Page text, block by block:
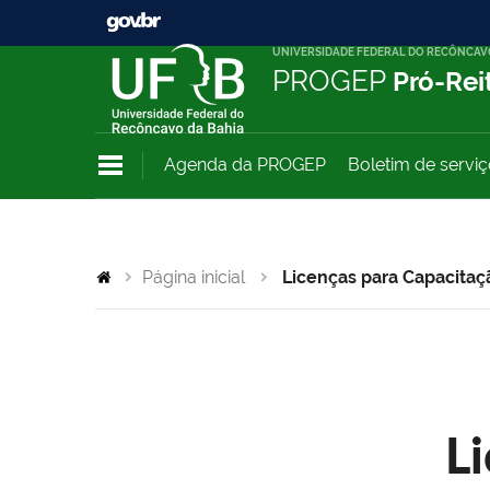
UNIVERSIDADE FEDERAL DO
PROGEP Pró-
Agenda da PROGEP Boletim de
Página inicial Licenças para